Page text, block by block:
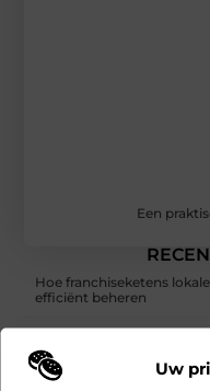
Uw
Een
Hoe franchiseketens
efficiënt beheren
Samen scheiden zonder